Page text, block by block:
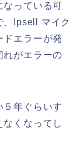
なっている可
、Ipsell マイク
ドエラーが発
れがエラーの
年ぐらいす
くなってし